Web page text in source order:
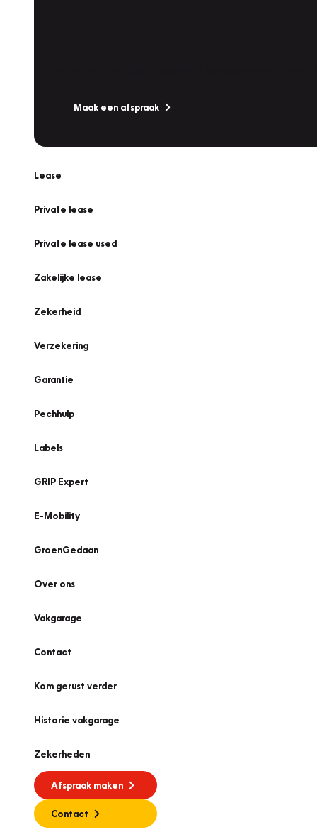
Maak een afspraak
Lease
Private lease
Private lease used
Zakelijke lease
Zekerheid
Verzekering
Garantie
Pechhulp
Labels
GRIP Expert
E-Mobility
GroenGedaan
Over ons
Vakgarage
Contact
Kom gerust verder
Historie vakgarage
Zekerheden
Afspraak maken
Contact